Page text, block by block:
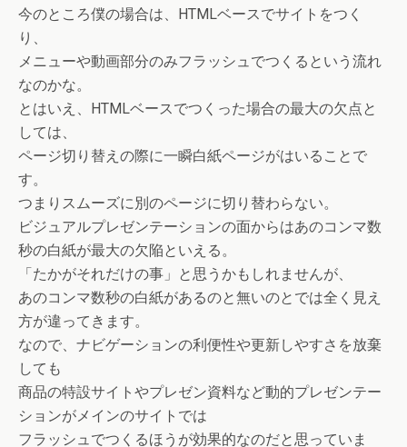
今のところ僕の場合は、HTMLベースでサイトをつく
り、
メニューや動画部分のみフラッシュでつくるという流れ
なのかな。
とはいえ、HTMLベースでつくった場合の最大の欠点と
しては、
ページ切り替えの際に一瞬白紙ページがはいることで
す。
つまりスムーズに別のページに切り替わらない。
ビジュアルプレゼンテーションの面からはあのコンマ数
秒の白紙が最大の欠陥といえる。
「たかがそれだけの事」と思うかもしれませんが、
あのコンマ数秒の白紙があるのと無いのとでは全く見え
方が違ってきます。
なので、ナビゲーションの利便性や更新しやすさを放棄
しても
商品の特設サイトやプレゼン資料など動的プレゼンテー
ションがメインのサイトでは
フラッシュでつくるほうが効果的なのだと思っていま